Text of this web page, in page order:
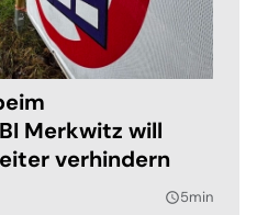
Merkwitz will
verhindern
query_builder5min